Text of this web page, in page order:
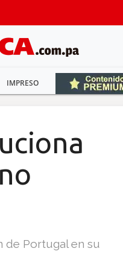
IMPRESO
de Portugal en su